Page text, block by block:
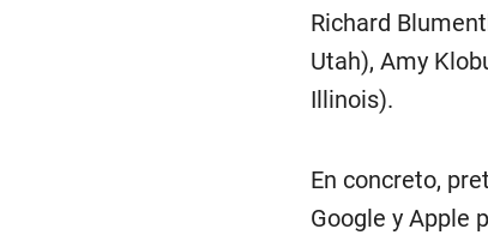
Richard
Utah), Amy
Illinois).
En concreto,
Google y Apple